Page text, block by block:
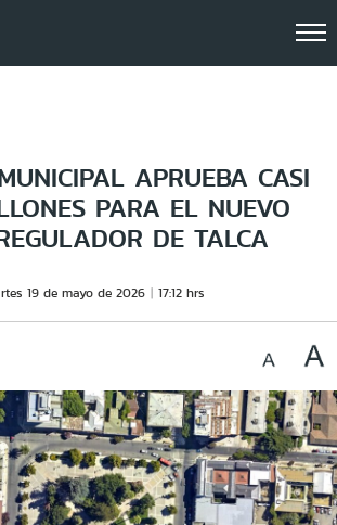
APRUEBA CASI
PARA EL NUEVO
DE TALCA
19 de mayo de 2026 17:12 hrs